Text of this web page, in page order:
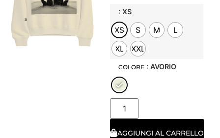
: XS
XS S M
L
XL
XXL
COLORE : AVORIO
AGGIUNGI AL CARRELLO